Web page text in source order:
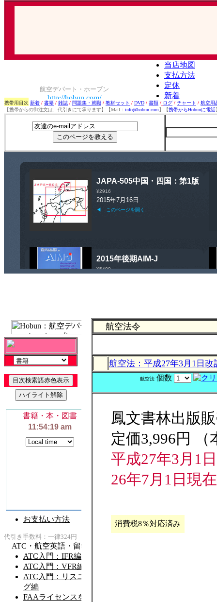
携帯用目次 新着 / 書籍 / 雑誌 / 問題集・就職 / 教材セット / DVD / 書類 / ログ / チャート / 航空用
【携帯からの御注文は、代引きにて承ります】【Mail： info@hobun.com】【携帯からHobunに電話
航空法令
航空法：平成27年3月1日改
航空法 個数
鳳文書林出版
定価3,996円 （
平成27年3月1
26年7月1日現在
消費税8％対応済み